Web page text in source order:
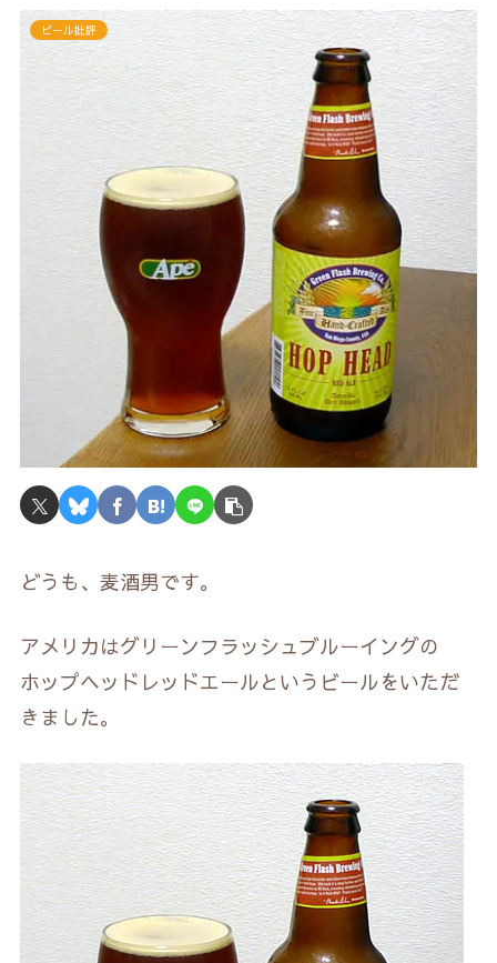
ビール批評
どうも、麦酒男です。
アメリカはグリーンフラッシュブルーイングの
ホップヘッドレッドエールというビールをいただ
きました。